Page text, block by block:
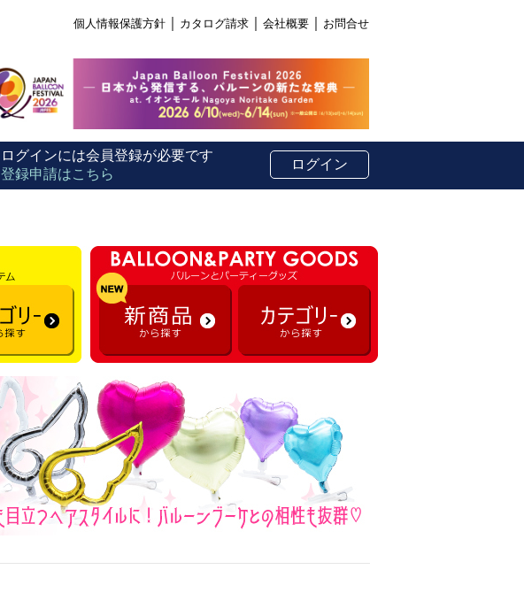
個人情報保護方針 カタログ請求 会社概要 お問合せ
ログインには会員登録が必要です
登録申請はこちら
ログイン